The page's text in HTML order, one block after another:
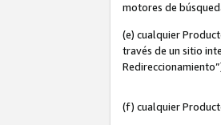
motores de
(e) cualquier
través de un sitio
(f) cualquier